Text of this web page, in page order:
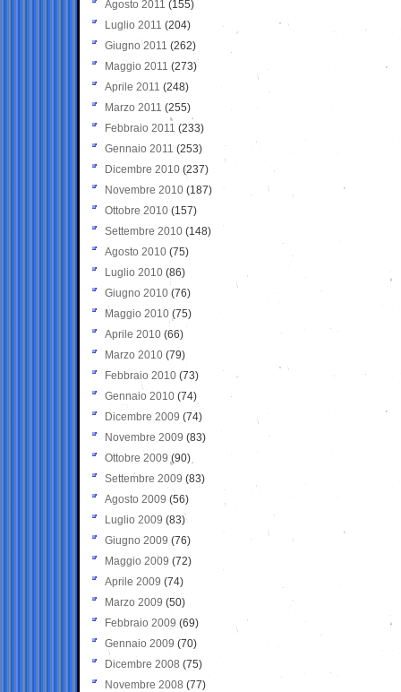
Agosto 2011 (155)
Luglio 2011 (204)
Giugno 2011 (262)
Maggio 2011 (273)
Aprile 2011 (248)
Marzo 2011 (255)
Febbraio 2011 (233)
Gennaio 2011 (253)
Dicembre 2010 (237)
Novembre 2010 (187)
Ottobre 2010 (157)
Settembre 2010 (148)
Agosto 2010 (75)
Luglio 2010 (86)
Giugno 2010 (76)
Maggio 2010 (75)
Aprile 2010 (66)
Marzo 2010 (79)
Febbraio 2010 (73)
Gennaio 2010 (74)
Dicembre 2009 (74)
Novembre 2009 (83)
Ottobre 2009 (90)
Settembre 2009 (83)
Agosto 2009 (56)
Luglio 2009 (83)
Giugno 2009 (76)
Maggio 2009 (72)
Aprile 2009 (74)
Marzo 2009 (50)
Febbraio 2009 (69)
Gennaio 2009 (70)
Dicembre 2008 (75)
Novembre 2008 (77)